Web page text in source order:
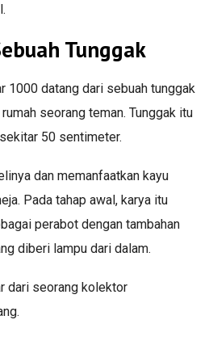
Tunggak
1000 datang dari sebuah tunggak
seorang teman. Tunggak itu
50 sentimeter.
dan memanfaatkan kayu
Pada tahap awal, karya itu
perabot dengan tambahan
diberi lampu dari dalam.
dari seorang kolektor